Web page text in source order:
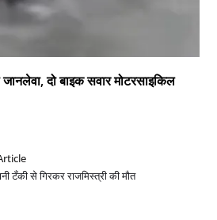
दो बाइक सवार मोटरसाइकिल
टँकी से गिरकर राजमिस्त्री की मौत